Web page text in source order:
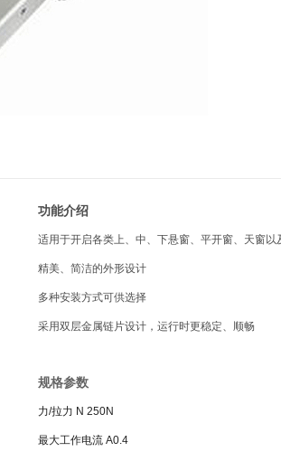
功能介绍
适用于开启各类上、中、下悬窗、平开窗、天窗以
精美、简洁的外形设计
多种安装方式可供选择
采用双层金属链片设计，运行时更稳定、顺畅
规格参数
力/拉力 N 250N
最大工作电流 A0.4